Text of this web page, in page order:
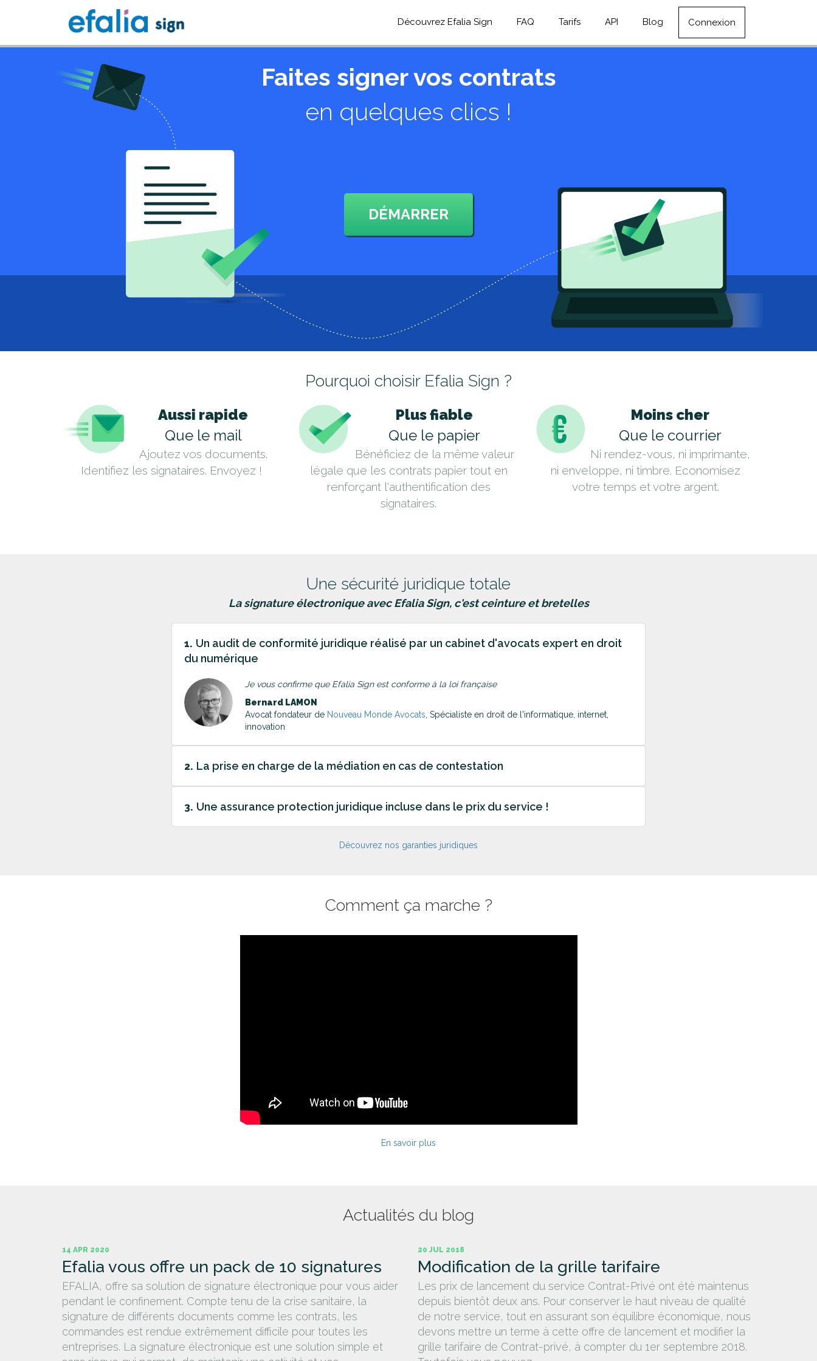
Découvrez Efalia Sign FAQ Tarifs API Blog Connexion
Faites signer vos contrats
en quelques clics !
DÉMARRER
Pourquoi choisir Efalia Sign ?
Aussi rapide
Que le mail
Ajoutez vos documents.
Identifiez les signataires. Envoyez !
Plus fiable
Que le papier
Bénéficiez de la même valeur
légale que les contrats papier tout en
renforçant l'authentification des
signataires.
Moins cher
Que le courrier
Ni rendez-vous, ni imprimante,
ni enveloppe, ni timbre. Economisez
votre temps et votre argent.
Une sécurité juridique totale
La signature électronique avec Efalia Sign, c'est ceinture et bretelles
1. Un audit de conformité juridique réalisé par un cabinet d'avocats expert en droit
du numérique
Je vous confirme que Efalia Sign est conforme à la loi française
Bernard LAMON
Avocat fondateur de Nouveau Monde Avocats , Spécialiste en droit de l'informatique, internet,
innovation
2. La prise en charge de la médiation en cas de contestation
3. Une assurance protection juridique incluse dans le prix du service !
Découvrez nos garanties juridiques
Comment ça marche ?
En savoir plus
Actualités du blog
14 APR 2020
Efalia vous offre un pack de 10 signatures
EFALIA, offre sa solution de signature électronique pour vous aider
pendant le confinement. Compte tenu de la crise sanitaire, la
signature de différents documents comme les contrats, les
commandes est rendue extrêmement difficile pour toutes les
entreprises. La signature électronique est une solution simple et
20 JUL 2018
Modification de la grille tarifaire
Les prix de lancement du service Contrat-Privé ont été maintenus
depuis bientôt deux ans. Pour conserver le haut niveau de qualité
de notre service, tout en assurant son équilibre économique, nous
devons mettre un terme à cette offre de lancement et modifier la
grille tarifaire de Contrat-privé, à compter du 1er septembre 2018.